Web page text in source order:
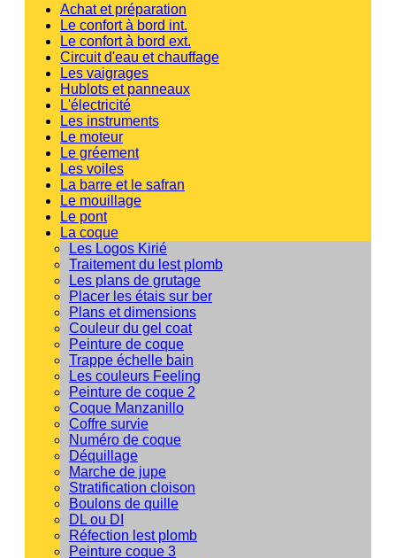
Achat et préparation
Le confort à bord int.
Le confort à bord ext.
Circuit d'eau et chauffage
Les vaigrages
Hublots et panneaux
L'électricité
Les instruments
Le moteur
Le gréement
Les voiles
La barre et le safran
Le mouillage
Le pont
La coque
Les Logos Kirié
Traitement du lest plomb
Les plans de grutage
Placer les étais sur ber
Plans et dimensions
Couleur du gel coat
Peinture de coque
Trappe échelle bain
Les couleurs Feeling
Peinture de coque 2
Coque Manzanillo
Coffre survie
Numéro de coque
Déquillage
Marche de jupe
Stratification cloison
Boulons de quille
DL ou DI
Réfection lest plomb
Peinture coque 3